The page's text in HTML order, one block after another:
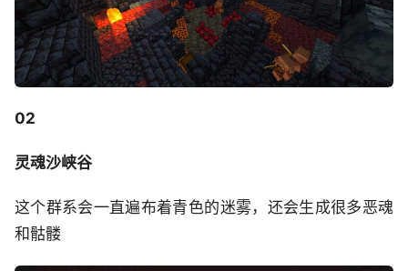
02
灵魂沙峡谷
这个群系会一直遍布着青色的迷雾，还会生成很多恶魂
和骷髅